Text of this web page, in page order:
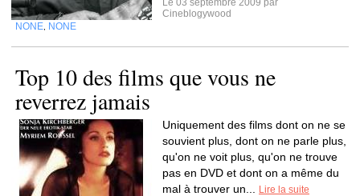
Le 03 septembre 2009 par
Cineblogywood
NONE NONE
Top 10 des films que vous ne
reverrez jamais
Uniquement des films dont on ne se
souvient plus, dont on ne parle plus,
qu'on ne voit plus, qu'on ne trouve
pas en DVD et dont on a même du
mal à trouver un...
Lire la suite